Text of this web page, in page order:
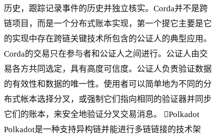
历史，跟踪记录事件的历史并独立核实。Corda并不是跨
链项目，而是一个分布式账本实现，第一个提它主要是它
的实现中存在跨链关键技术所包含的公证人的典型应用。
Corda的交易只在参与者和公证人之间进行。公证人由交
易各方共同选定，具有高度可信度。公证人负责验证数据
的有效性和数据的唯一性。使用者可以简单地为不同的分
布式帐本选择分叉，或强制它们指向相同的验证器并同步
它们的账本，来安全地验证分叉交易消息。 Polkadot
Polkadot是一种支持异构链并能进行多链链接的技术架